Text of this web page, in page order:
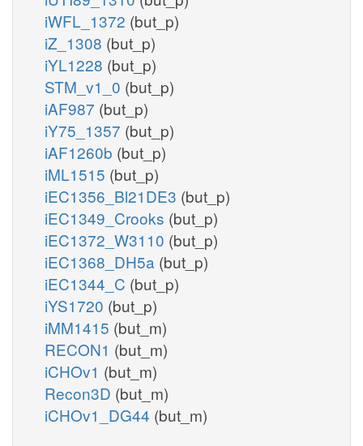
iWFL_1372 (but_p)
iZ_1308 (but_p)
iYL1228 (but_p)
STM_v1_0 (but_p)
iAF987 (but_p)
iY75_1357 (but_p)
iAF1260b (but_p)
iML1515 (but_p)
iEC1356_Bl21DE3 (but_p)
iEC1349_Crooks (but_p)
iEC1372_W3110 (but_p)
iEC1368_DH5a (but_p)
iEC1344_C (but_p)
iYS1720 (but_p)
iMM1415 (but_m)
RECON1 (but_m)
iCHOv1 (but_m)
Recon3D (but_m)
iCHOv1_DG44 (but_m)